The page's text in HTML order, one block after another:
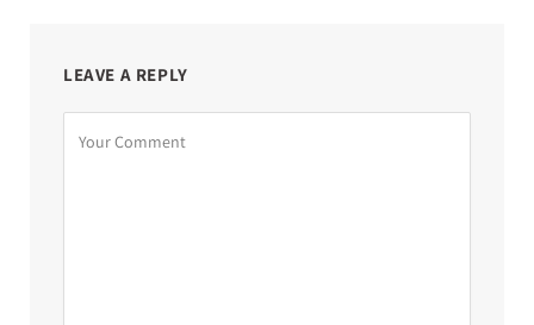
LEAVE A REPLY